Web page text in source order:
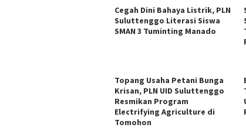
Cegah Dini Bahaya Listrik, PLN
Suluttenggo Literasi Siswa
SMAN 3 Tuminting Manado
Topang Usaha Petani Bunga
Krisan, PLN UID Suluttenggo
Resmikan Program
Electrifying Agriculture di
Tomohon